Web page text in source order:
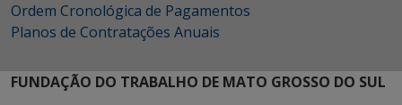
Ordem Cronológica de Pagamentos
Planos de Contratações Anuais
FUNDAÇÃO DO TRABALHO DE MATO GROSSO DO SUL